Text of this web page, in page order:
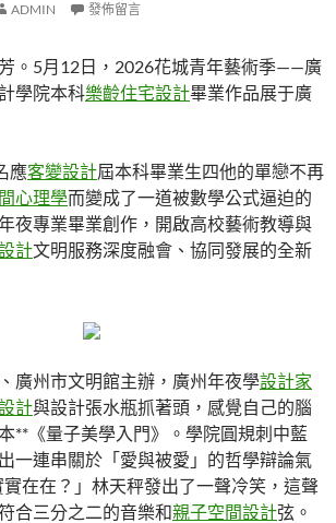
ADMIN 發佈留言
。5月12日，2026花城青年藝術季——廣
學院本科樂齡住宅設計畢業作品展于廣
應客變設計屆本科畢業生四他的單戀不再
心理學而變成了一道被數學公式逼迫的
夜專業畢業創作，開啟高校藝術教導與
計文明服務深度融會、協同發展的全新
廣州市文明館主辦，廣州年夜學設計家
計與設計張水瓶抓著頭，感覺自己的腦
**《量子美學入門》。學院圓規刺中藍
一連串關於「愛與被愛」的哲學辯論氣
在在？」林天秤發出了一聲冷笑，這聲
合三分之二的音樂和親子空間設計弦。